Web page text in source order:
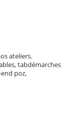
ateliers.
tabdémarches
poz,